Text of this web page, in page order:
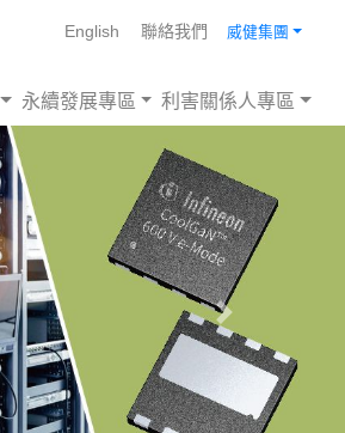
English 聯絡我們 威健集團
永續發展專區 利害關係人專區
Next